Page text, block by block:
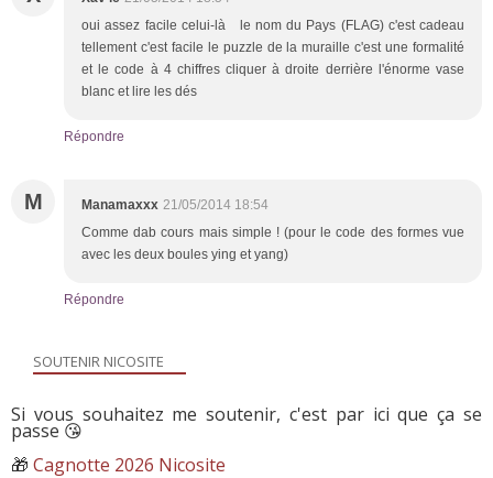
oui assez facile celui-là le nom du Pays (FLAG) c'est cadeau
tellement c'est facile le puzzle de la muraille c'est une formalité
et le code à 4 chiffres cliquer à droite derrière l'énorme vase
blanc et lire les dés
Répondre
M Manamaxxx 21/05/2014 18:54
Comme dab cours mais simple ! (pour le code des formes vue
avec les deux boules ying et yang)
Répondre
SOUTENIR NICOSITE
Si vous souhaitez me soutenir, c'est par ici que ça se
passe 😘
🎁 Cagnotte 2026 Nicosite